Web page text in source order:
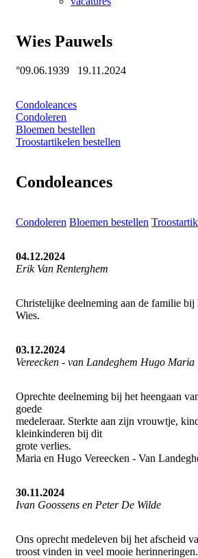
Wies Pauwels
°09.06.1939 19.11.2024
Condoleances
Condoleren
Bloemen bestellen
Troostartikelen bestellen
Condoleances
Condoleren Bloemen bestellen
04.12.2024
Erik Van Renterghem
Christelijke deelneming aan de familie bij
Wies.
03.12.2024
Vereecken - van Landeghem Hugo Maria
Oprechte deelneming bij het heengaan
goede
medeleraar. Sterkte aan zijn vrouwtje,
kleinkinderen bij dit
grote verlies.
Maria en Hugo Vereecken - Van
30.11.2024
Ivan Goossens en Peter De Wilde
Ons oprecht medeleven bij het afscheid
troost vinden in veel mooie herinneringen.